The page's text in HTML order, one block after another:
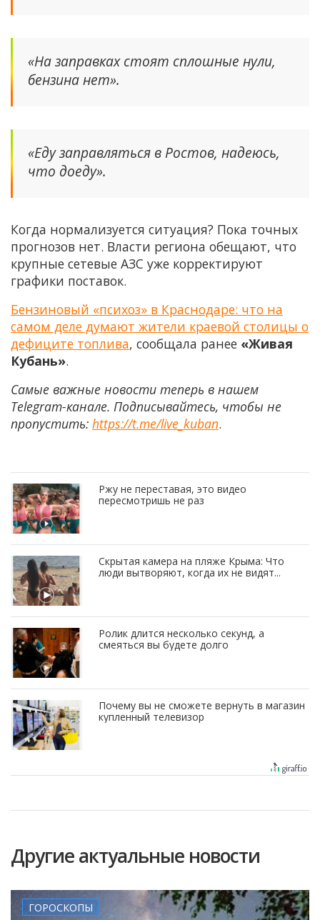
«На заправках стоят сплошные нули,
бензина нет».
«Еду заправляться в Ростов, надеюсь,
что доеду».
Когда нормализуется ситуация? Пока точных
прогнозов нет. Власти региона обещают, что
крупные сетевые АЗС уже корректируют
графики поставок.
Бензиновый «психоз» в Краснодаре: что на
самом деле думают жители краевой столицы о
дефиците топлива, сообщала ранее «Живая
Кубань».
Самые важные новости теперь в нашем
Telegram-канале. Подписывайтесь, чтобы не
пропустить: https://t.me/live_kuban.
Ржу не переставая, это видео
пересмотришь не раз
Скрытая камера на пляже Крыма: Что
люди вытворяют, когда их не видят...
Ролик длится несколько секунд, а
смеяться вы будете долго
Почему вы не сможете вернуть в магазин
купленный телевизор
Другие актуальные новости
ГОРОСКОПЫ